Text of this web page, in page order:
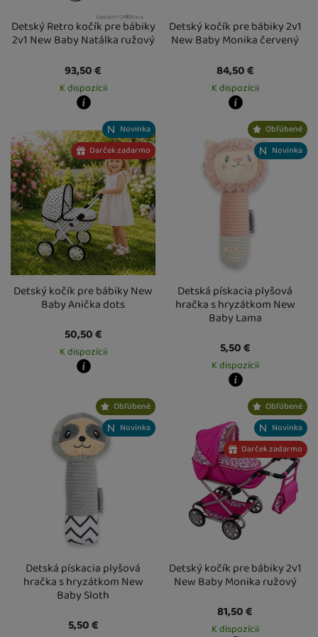
Detský Retro kočík pre bábiky
2v1 New Baby Natálka ružový
93,50€
K dispozícii
Osobný odber vo výdajnom mieste
U Vás doma17. 8.
Detský kočík pre bábiky 2v1
New Baby Monika červený
84,50€
K dispozícii
Kdy zboží dostanete?
Osobný odber vo výdajnom mieste
U Vás doma17. 8.
Novinka
Darček zadarmo
Detský kočík pre bábiky New
Baby Anička dots
50,50€
K dispozícii
Osobný odber vo výdajnom mieste
17. 8.
Obľúbené
Novinka
Detská pískacia plyšová
hračka s hryzátkom New
Baby Lama
5,50€
K dispozícii
Kdy zboží dostanete?
Osobný odber vo výdajnom mieste
U Vás doma17. 8.
Obľúbené
Novinka
Detská pískacia plyšová
hračka s hryzátkom New
Baby Sloth
5,50€
Obľúbené
Novinka
Darček zadarmo
Detský kočík pre bábiky 2v1
New Baby Monika ružový
81,50€
K dispozícii